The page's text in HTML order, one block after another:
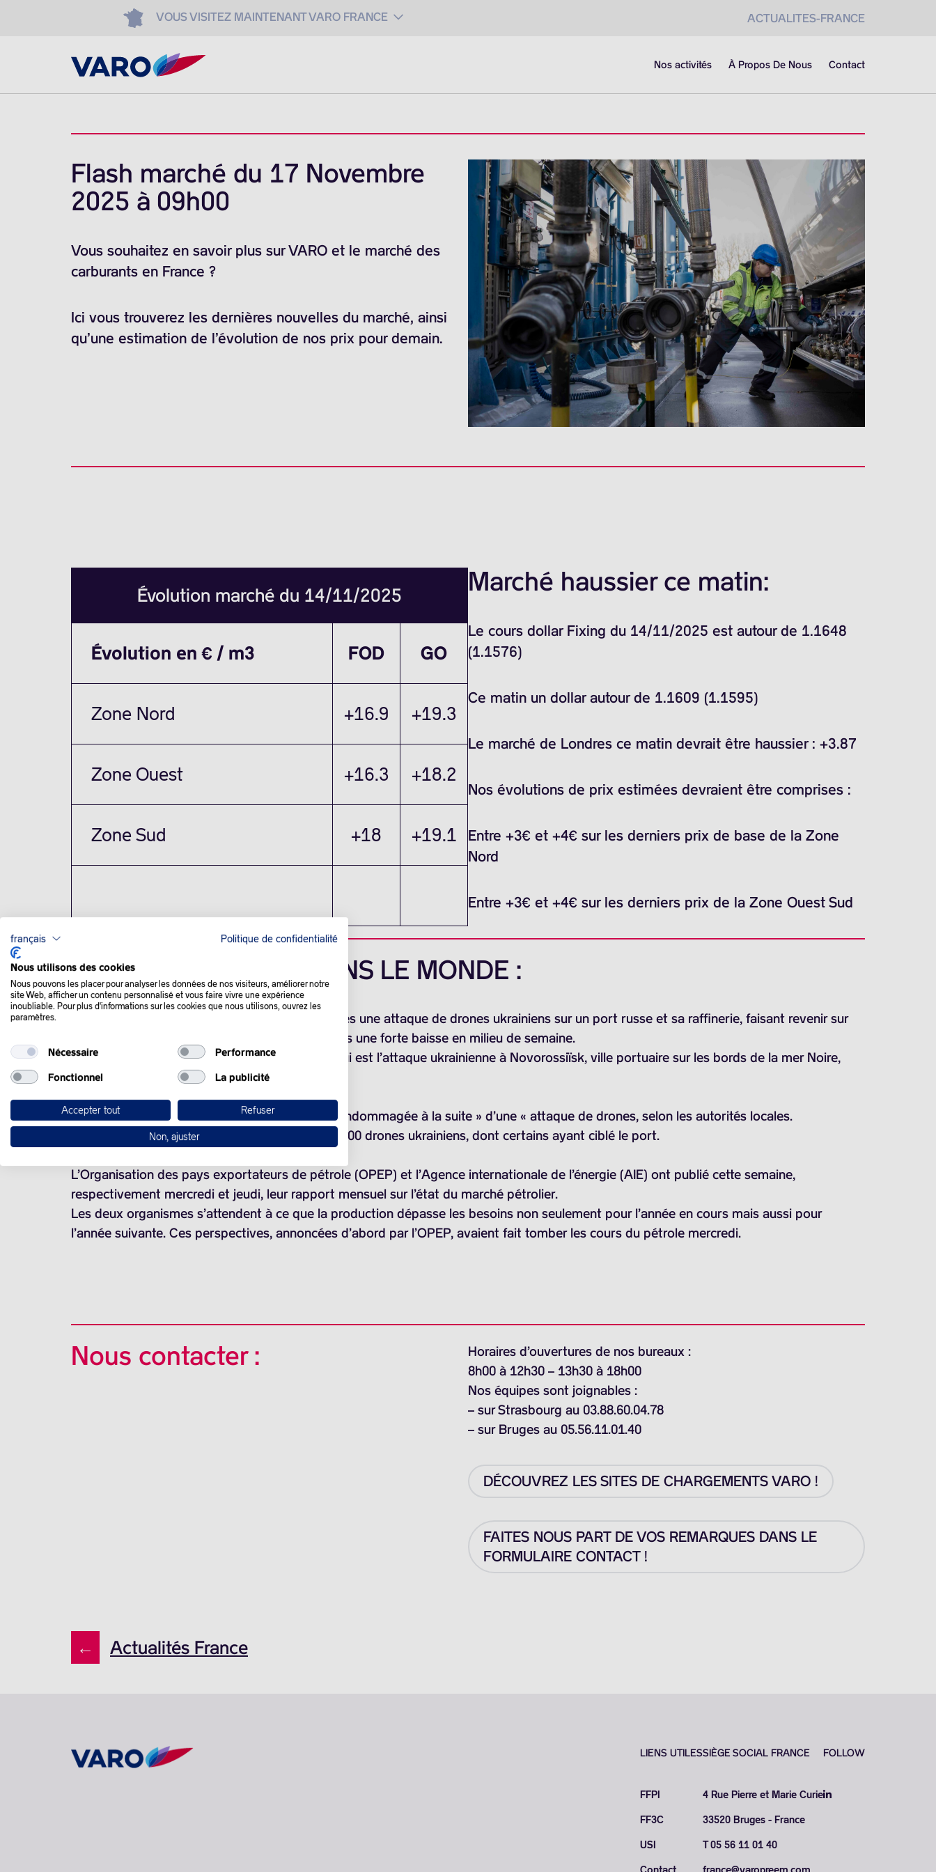
VOUS VISITEZ MAINTENANT VARO FRANCE ACTUALITES-FRANCE
Nos activités À Propos De Nous Contact
Flash marché du 17 Novembre
2025 à 09h00
Vous souhaitez en savoir plus sur VARO et le marché des
carburants en France ?
Ici vous trouverez les dernières nouvelles du marché, ainsi
qu’une estimation de l’évolution de nos prix pour demain.
Évolution marché du 14/11/2025
Évolution en € / m3 FOD GO
Zone Nord +16.9 +19.3
Zone Ouest +16.3 +18.2
Zone Sud +18 +19.1
Marché haussier ce matin:
Le cours dollar Fixing du 14/11/2025 est autour de 1.1648
(1.1576)
Ce matin un dollar autour de 1.1609 (1.1595)
Le marché de Londres ce matin devrait être haussier : +3.87
Nos évolutions de prix estimées devraient être comprises :
Entre +3€ et +4€ sur les derniers prix de base de la Zone
Nord
Entre +3€ et +4€ sur les derniers prix de la Zone Ouest Sud
QUE SE PASSE-T-IL DANS LE MONDE :
Les prix du pétrole ont augmenté vendredi, après une attaque de drones ukrainiens sur un port russe et sa raffinerie, faisant revenir sur
les cours une prime de risque géopolitique après une forte baisse en milieu de semaine.
Le principal événement sur le marché aujourd’hui est l’attaque ukrainienne à Novorossiïsk, ville portuaire sur les bords de la mer Noire,
dans la région de Krasnodar.
Dans la nuit, une raffinerie de pétrole (y) a été endommagée à la suite » d’une « attaque de drones, selon les autorités locales.
Moscou affirme en retour avoir détruit plus de 200 drones ukrainiens, dont certains ayant ciblé le port.
L’Organisation des pays exportateurs de pétrole (OPEP) et l’Agence internationale de l’énergie (AIE) ont publié cette semaine,
respectivement mercredi et jeudi, leur rapport mensuel sur l’état du marché pétrolier.
Les deux organismes s’attendent à ce que la production dépasse les besoins non seulement pour l’année en cours mais aussi pour
l’année suivante. Ces perspectives, annoncées d’abord par l’OPEP, avaient fait tomber les cours du pétrole mercredi.
Nous contacter :
Horaires d’ouvertures de nos bureaux :
8h00 à 12h30 – 13h30 à 18h00
Nos équipes sont joignables :
– sur Strasbourg au 03.88.60.04.78
– sur Bruges au 05.56.11.01.40
DÉCOUVREZ LES SITES DE CHARGEMENTS VARO !
FAITES NOUS PART DE VOS REMARQUES DANS LE
FORMULAIRE CONTACT !
← Actualités France
LIENS UTILES
FFPI
FF3C
USI
SIÈGE SOCIAL FRANCE
4 Rue Pierre et Marie Curie
33520 Bruges - France
T 05 56 11 01 40
FOLLOW
français Politique de confidentialité
Nous utilisons des cookies
Nous pouvons les placer pour analyser les données de nos visiteurs, améliorer notre
site Web, afficher un contenu personnalisé et vous faire vivre une expérience
inoubliable. Pour plus d'informations sur les cookies que nous utilisons, ouvrez les
paramètres.
Nécessaire Performance
Fonctionnel La publicité
Accepter tout Refuser
Non, ajuster